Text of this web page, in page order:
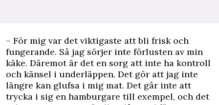
– För mig var det viktigaste att bli frisk och
fungerande. Så jag sörjer inte förlusten av min
käke. Däremot är det en sorg att inte ha kontroll
och känsel i underläppen. Det gör att jag inte
längre kan glufsa i mig mat. Det går inte att
trycka i sig en hamburgare till exempel, och det